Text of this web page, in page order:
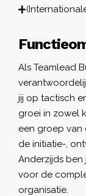
Als Teamlead
jij op tactisch
groei in zowel
een groep van
de initiatie-,
Anderzijds ben
voor de
organisatie.